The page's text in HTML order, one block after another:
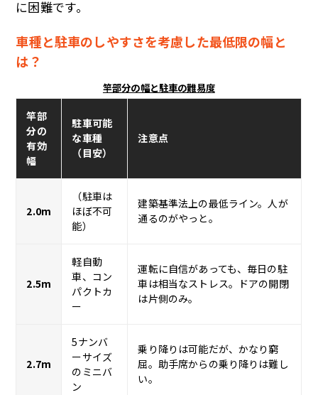
に困難です。
車種と駐車のしやすさを考慮した最低限の幅と
は？
竿部分の幅と駐車の難易度
竿部
分の
有効
幅
駐車可能
な車種
（目安）
注意点
2.0m
（駐車は
ほぼ不可
能）
建築基準法上の最低ライン。人が
通るのがやっと。
2.5m
軽自動
車、コン
パクトカ
ー
運転に自信があっても、毎日の駐
車は相当なストレス。ドアの開閉
は片側のみ。
2.7m
5ナンバ
ーサイズ
のミニバ
ン
乗り降りは可能だが、かなり窮
屈。助手席からの乗り降りは難し
い。